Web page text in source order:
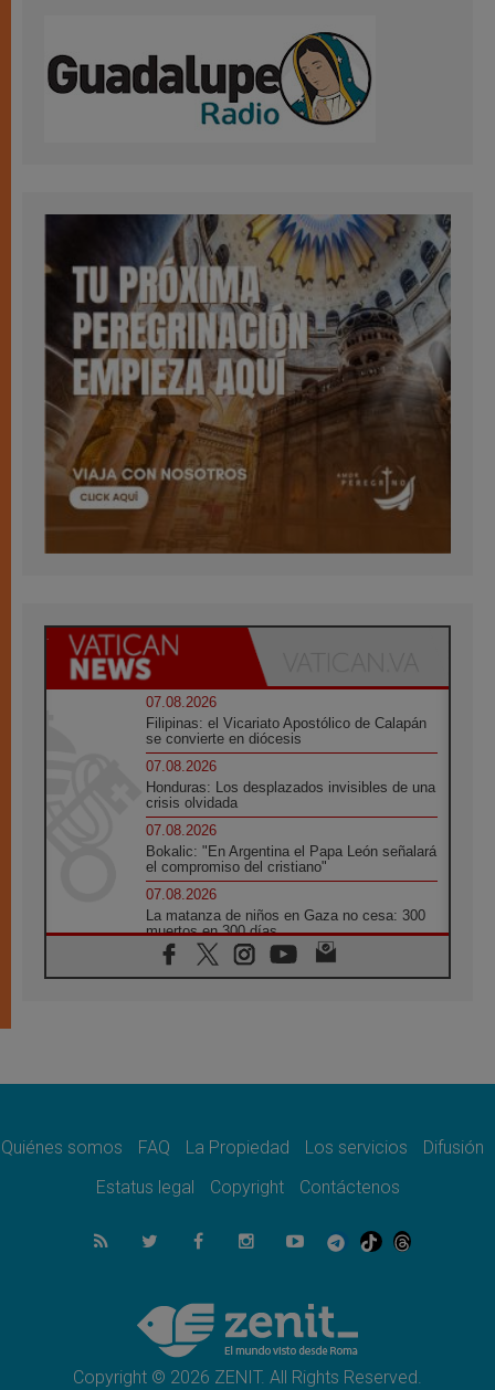
07.08.2026
Filipinas: el Vicariato Apostólico de Calapán
se convierte en diócesis
07.08.2026
Honduras: Los desplazados invisibles de una
crisis olvidada
07.08.2026
Bokalic: "En Argentina el Papa León señalará
el compromiso del cristiano"
07.08.2026
La matanza de niños en Gaza no cesa: 300
muertos en 300 días
07.08.2026
Tagle: La guerra desfigura el mundo, solo la
como misión al servicio del Evangelio
SIGNIS 2026, dar voz a las religiosas en el
07.08.2026
Lanzan un proyecto de empoderamiento
Programa oficial del Viaje Apostólico del
Papa León XIV a Francia
Quiénes somos FAQ La Propiedad Los servicios
Difusión
Estatus legal
Copyright Contáctenos
Copyright © 2026 ZENIT. All Rights Reserved.